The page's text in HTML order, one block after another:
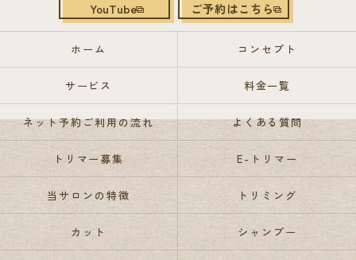
YouTube ご予約はこちら
ホーム コンセプト
サービス 料金一覧
ネット予約ご利用の流れ よくある質問
トリマー募集 E-トリマー
当サロンの特徴 トリミング
カット シャンプー